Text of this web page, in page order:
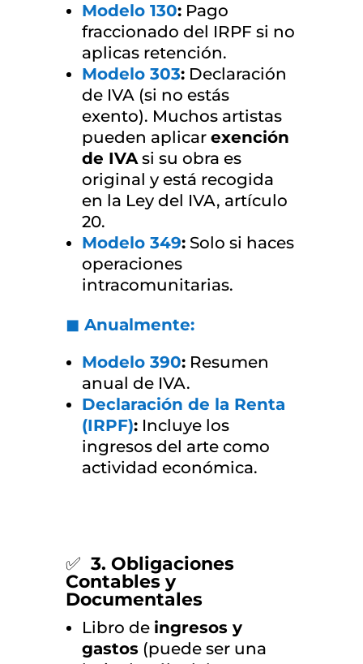
Modelo 130:Pago
fraccionado del IRPF si no
aplicas retención.
Modelo 303:Declaración
de IVA (si no estás
exento). Muchos artistas
pueden aplicar exención
de IVAsi su obra es
original y está recogida
en la Ley del IVA, artículo
20.
Modelo 349:Solo si haces
operaciones
intracomunitarias.
◼ Anualmente:
Modelo 390:Resumen
anual de IVA.
Declaración de la Renta
(IRPF):Incluye los
ingresos del arte como
actividad económica.
✅ 3. Obligaciones
Contables y
Documentales
Libro de ingresos y
gastos(puede ser una